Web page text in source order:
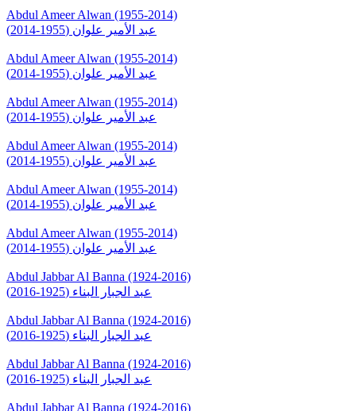
Abdul Ameer Alwan (1955-2014)
عبد الأمير علوان (1955-2014)
Abdul Ameer Alwan (1955-2014)
عبد الأمير علوان (1955-2014)
Abdul Ameer Alwan (1955-2014)
عبد الأمير علوان (1955-2014)
Abdul Ameer Alwan (1955-2014)
عبد الأمير علوان (1955-2014)
Abdul Ameer Alwan (1955-2014)
عبد الأمير علوان (1955-2014)
Abdul Ameer Alwan (1955-2014)
عبد الأمير علوان (1955-2014)
Abdul Jabbar Al Banna (1924-2016)
عبد الجبار البناء (1925-2016)
Abdul Jabbar Al Banna (1924-2016)
عبد الجبار البناء (1925-2016)
Abdul Jabbar Al Banna (1924-2016)
عبد الجبار البناء (1925-2016)
Abdul Jabbar Al Banna (1924-2016)